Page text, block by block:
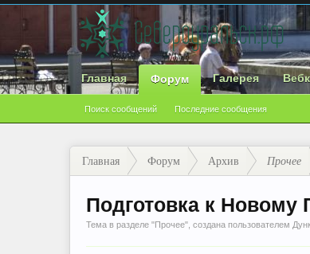
Главная Форум
Поиск сообщений Последние сообщения
Галерея
Главная Форум Архив Прочее
Подготовка к Новому
Тема в разделе "Прочее", создана пользователем